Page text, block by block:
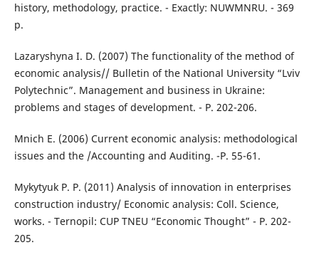
history, methodology, practice. - Exactly: NUWMNRU. - 369
p.
Lazaryshyna I. D. (2007) The functionality of the method of
economic analysis// Bulletin of the National University “Lviv
Polytechnic”. Management and business in Ukraine:
problems and stages of development. - P. 202-206.
Mnich E. (2006) Current economic analysis: methodological
issues and the /Accounting and Auditing. -P. 55-61.
Mykytyuk P. P. (2011) Analysis of innovation in enterprises
construction industry/ Economic analysis: Coll. Science,
works. - Ternopil: CUP TNEU “Economic Thought” - P. 202-
205.